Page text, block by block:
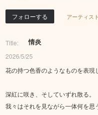
フォローする アーティス
Title: 情炎
2026/5/25
花の持つ色香のようなものを表現
深紅に咲き、そしていずれ散る。
我々はそれを見ながら一体何を思